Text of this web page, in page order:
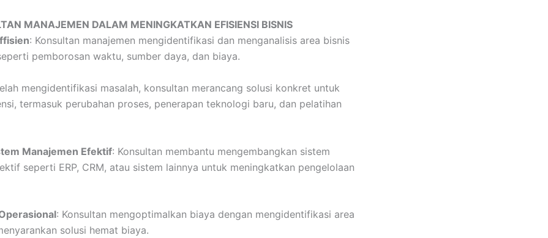
MANAJEMEN DALAM MENINGKATKAN EFISIENSI BISNIS
: Konsultan manajemen mengidentifikasi dan menganalisis area bisnis
pemborosan waktu, sumber daya, dan biaya.
mengidentifikasi masalah, konsultan merancang solusi konkret untuk
termasuk perubahan proses, penerapan teknologi baru, dan pelatihan
Manajemen Efektif: Konsultan membantu mengembangkan sistem
seperti ERP, CRM, atau sistem lainnya untuk meningkatkan pengelolaan
: Konsultan mengoptimalkan biaya dengan mengidentifikasi area
solusi hemat biaya.